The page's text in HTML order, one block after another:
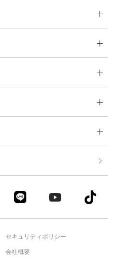
セキュリティポリシー
会社概要